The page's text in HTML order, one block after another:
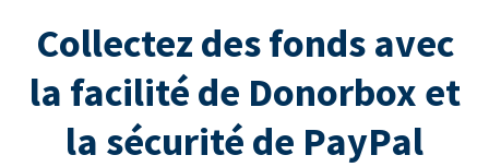
Collectez des fonds avec
la facilité de Donorbox et
la sécurité de PayPal